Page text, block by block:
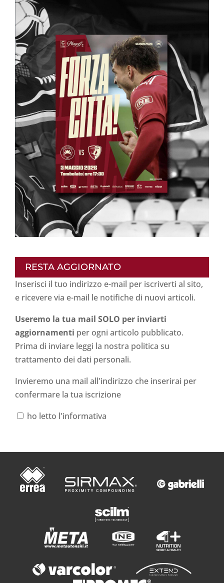
RESTA AGGIORNATO
Inserisci il tuo indirizzo e-mail per iscriverti al sito,
e ricevere via e-mail le notifiche di nuovi articoli.
Useremo la tua mail SOLO per inviarti
aggiornamenti per ogni articolo pubblicato.
Prima di inviare leggi la nostra politica su
trattamento dei dati personali.
Invieremo una mail all'indirizzo che inserirai per
confermare la tua iscrizione
ho letto l'informativa